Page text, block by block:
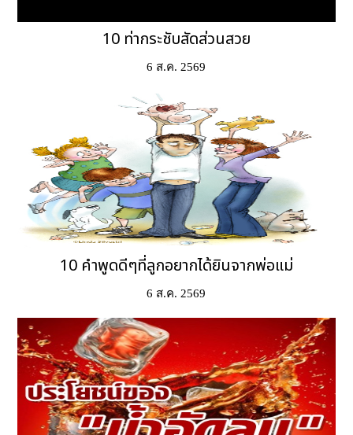
10 ท่ากระชับสัดส่วนสวย
6 ส.ค. 2569
10 คำพูดดีๆที่ลูกอยากได้ยินจากพ่อแม่
6 ส.ค. 2569